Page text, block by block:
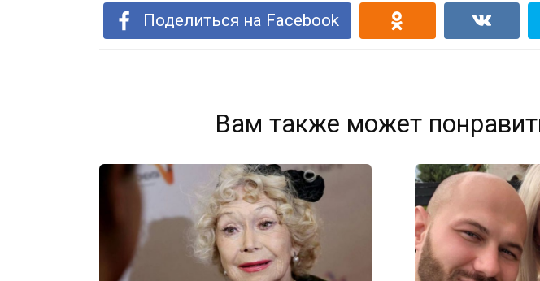
Поделиться на Facebook
Вам также может